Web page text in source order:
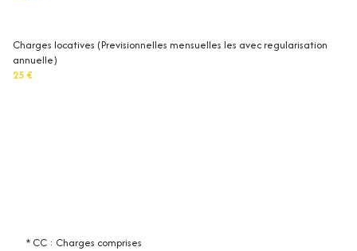
Charges locatives (Previsionnelles mensuelles les avec regularisation
annuelle)
25 €
* CC : Charges comprises